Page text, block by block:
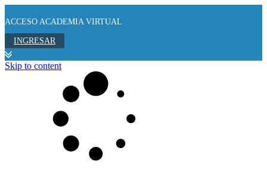
ACCESO ACADEMIA VIRTUAL
INGRESAR
Skip to content